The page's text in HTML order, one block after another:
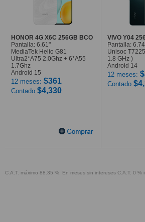
HONOR 4G X6C 256GB BCO
Pantalla: 6.61"
MediaTek Helio G81
Ultra2*A75 2.0Ghz + 6*A55
1.7Ghz
Android 15
12 meses: $361
Contado $4,330
VIVO Y04
Pantalla: 6.74
Unisoc
1.8 GHz )
Android 14
12 meses:
Contado
C.A.T. máximo 88.35 %. En meses sin intereses C.A.T. 0 %